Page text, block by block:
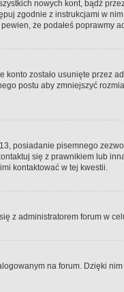
nowych kont, bądź
zgodnie z instrukcjami w
że podałeś poprawmy
zostało usunięte przez
postu aby zmniejszyć
posiadanie pisemnego
się z prawnikiem lub
kontaktować w tej kwestii.
z administratorem forum w
na forum. Dzięki